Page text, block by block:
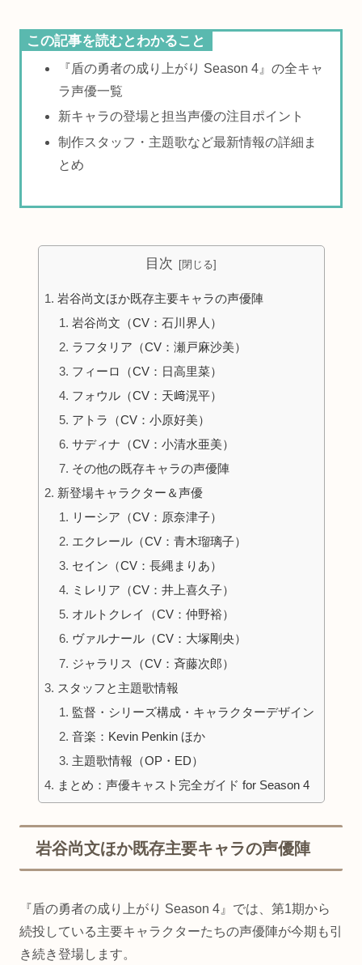
この記事を読むとわかること
『盾の勇者の成り上がり Season 4』の全キャ
ラ声優一覧
新キャラの登場と担当声優の注目ポイント
制作スタッフ・主題歌など最新情報の詳細ま
とめ
目次
岩谷尚文ほか既存主要キャラの声優陣
岩谷尚文（CV：石川界人）
ラフタリア（CV：瀬戸麻沙美）
フィーロ（CV：日高里菜）
フォウル（CV：天﨑滉平）
アトラ（CV：小原好美）
サディナ（CV：小清水亜美）
その他の既存キャラの声優陣
新登場キャラクター＆声優
リーシア（CV：原奈津子）
エクレール（CV：青木瑠璃子）
セイン（CV：長縄まりあ）
ミレリア（CV：井上喜久子）
オルトクレイ（CV：仲野裕）
ヴァルナール（CV：大塚剛央）
ジャラリス（CV：斉藤次郎）
スタッフと主題歌情報
監督・シリーズ構成・キャラクターデザイン
音楽：Kevin Penkin ほか
主題歌情報（OP・ED）
まとめ：声優キャスト完全ガイド for Season 4
岩谷尚文ほか既存主要キャラの声優陣
『盾の勇者の成り上がり Season 4』では、第1期から
続投している主要キャラクターたちの声優陣が今期も引
き続き登場します。